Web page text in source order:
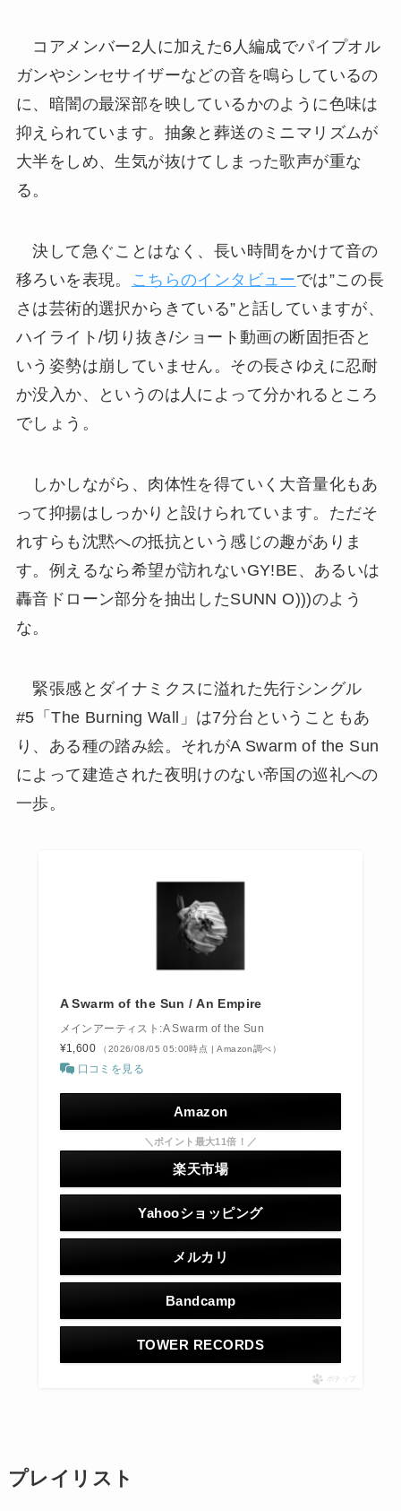
コアメンバー2人に加えた6人編成でパイプオル
ガンやシンセサイザーなどの音を鳴らしているの
に、暗闇の最深部を映しているかのように色味は
抑えられています。抽象と葬送のミニマリズムが
大半をしめ、生気が抜けてしまった歌声が重な
る。
決して急ぐことはなく、長い時間をかけて音の
移ろいを表現。
こちらのインタビューでは”この長
さは芸術的選択からきている”と話していますが、
ハイライト/切り抜き/ショート動画の断固拒否と
いう姿勢は崩していません。その長さゆえに忍耐
か没入か、というのは人によって分かれるところ
でしょう。
しかしながら、肉体性を得ていく大音量化もあ
って抑揚はしっかりと設けられています。ただそ
れすらも沈黙への抵抗という感じの趣がありま
す。例えるなら希望が訪れないGY!BE、あるいは
轟音ドローン部分を抽出したSUNN O)))のよう
な。
緊張感とダイナミクスに溢れた先行シングル
#5「The Burning Wall」は7分台ということもあ
り、ある種の踏み絵。それがA Swarm of the Sun
によって建造された夜明けのない帝国の巡礼への
一歩。
A Swarm of the Sun / An Empire
メインアーティスト:A Swarm of the Sun
¥1,600
（2026/08/05 05:00時点 | Amazon調べ）
口コミを見る
Amazon
＼ポイント最大11倍！／
楽天市場
Yahooショッピング
メルカリ
Bandcamp
TOWER RECORDS
ポチップ
プレイリスト